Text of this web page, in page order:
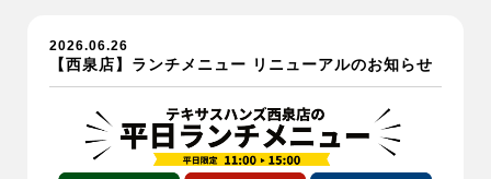
2026.06.26
【西泉店】ランチメニュー リニューアルのお知らせ